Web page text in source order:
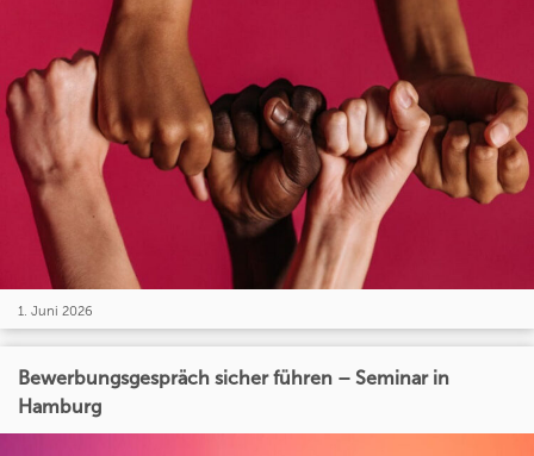
1. Juni 2026
Bewerbungsgespräch sicher führen – Seminar in
Hamburg